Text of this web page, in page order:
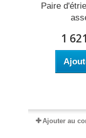
Paire
1
Ajouter au